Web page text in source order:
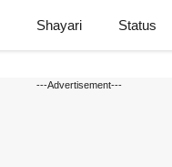
Shayari Status
---Advertisement---